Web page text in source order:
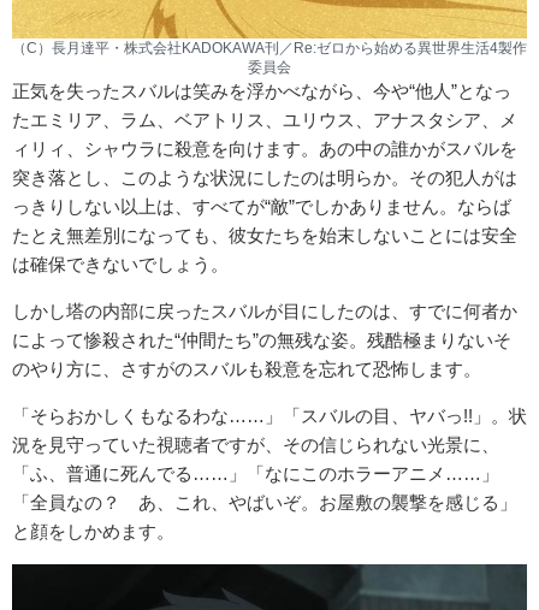
（C）長月達平・株式会社KADOKAWA刊／Re:ゼロから始める異世界生活4製作
委員会
正気を失ったスバルは笑みを浮かべながら、今や“他人”となっ
たエミリア、ラム、ベアトリス、ユリウス、アナスタシア、メ
ィリィ、シャウラに殺意を向けます。あの中の誰かがスバルを
突き落とし、このような状況にしたのは明らか。その犯人がは
っきりしない以上は、すべてが“敵”でしかありません。ならば
たとえ無差別になっても、彼女たちを始末しないことには安全
は確保できないでしょう。
しかし塔の内部に戻ったスバルが目にしたのは、すでに何者か
によって惨殺された“仲間たち”の無残な姿。残酷極まりないそ
のやり方に、さすがのスバルも殺意を忘れて恐怖します。
「そらおかしくもなるわな……」「スバルの目、ヤバっ!!」。状
況を見守っていた視聴者ですが、その信じられない光景に、
「ふ、普通に死んでる……」「なにこのホラーアニメ……」
「全員なの？ あ、これ、やばいぞ。お屋敷の襲撃を感じる」
と顔をしかめます。